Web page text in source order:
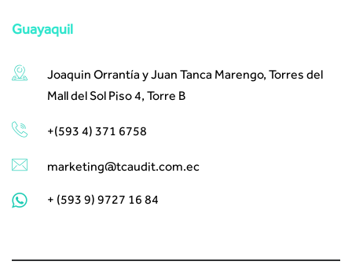
Guayaquil
Joaquin Orrantía y Juan Tanca Marengo, Torres del
Mall del Sol Piso 4, Torre B
+(593 4) 371 6758
marketing@tcaudit.com.ec
+ (593 9) 9727 16 84